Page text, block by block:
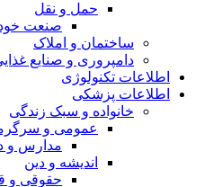
حمل و نقل
صنعت
ساختمان و املاک
دامپروری و صنایع
اطلاعات تکنولوژی
اطلاعات پزشکی
خانواده و سبک زندگی
عمومی و
مدارس و
اندیشه و دین
حقوقی و